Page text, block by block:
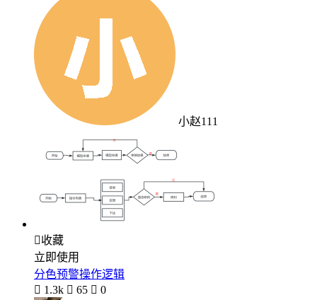
小赵111
收藏
立即使用
分色预警操作逻辑
 1.3k  65  0